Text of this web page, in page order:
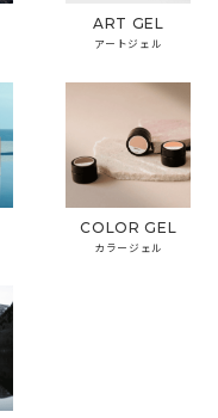
ART GEL
アートジェル
COLOR GEL
カラージェル